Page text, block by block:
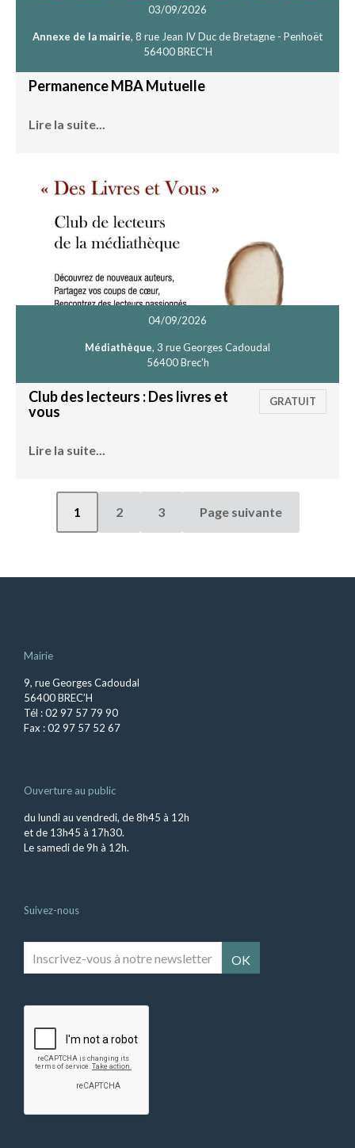
03/09/2026
Annexe de la mairie, 8 rue Jean IV Duc de Bretagne - Penhoët
56400 BREC'H
Permanence MBA Mutuelle
Lire la suite...
04/09/2026
Médiathèque, 3 rue Georges Cadoudal
56400 Brec'h
Club des lecteurs : Des livres et
vous
GRATUIT
Lire la suite...
1 2 3 Page suivante
Mairie
9, rue Georges Cadoudal
56400 BREC’H
Tél : 02 97 57 79 90
Fax : 02 97 57 52 67
Ouverture au public
du lundi au vendredi, de 8h45 à 12h
et de 13h45 à 17h30.
Le samedi de 9h à 12h.
Suivez-nous
vous
notre